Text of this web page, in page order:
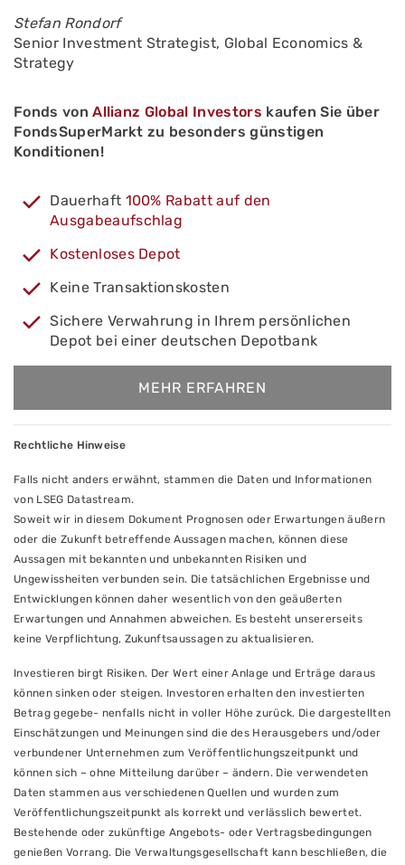
Stefan Rondorf
Senior Investment Strategist, Global Economics &
Strategy
Fonds vonAllianz Global Investors kaufen Sie über
FondsSuperMarkt zu besonders günstigen
Konditionen!
Dauerhaft 100% Rabatt auf den
Ausgabeaufschlag
Kostenloses Depot
Keine Transaktionskosten
Sichere Verwahrung in Ihrem persönlichen
Depot bei einer deutschen Depotbank
MEHR ERFAHREN
Rechtliche Hinweise
Falls nicht anders erwähnt, stammen die Daten und Informationen
von LSEG Datastream.
Soweit wir in diesem Dokument Prognosen oder Erwartungen äußern
oder die Zukunft betreffende Aussagen machen, können diese
Aussagen mit bekannten und unbekannten Risiken und
Ungewissheiten verbunden sein. Die tatsächlichen Ergebnisse und
Entwicklungen können daher wesentlich von den geäußerten
Erwartungen und Annahmen abweichen. Es besteht unsererseits
keine Verpflichtung, Zukunftsaussagen zu aktualisieren.
Investieren birgt Risiken. Der Wert einer Anlage und Erträge daraus
können sinken oder steigen. Investoren erhalten den investierten
Betrag gegebe- nenfalls nicht in voller Höhe zurück. Die dargestellten
Einschätzungen und Meinungen sind die des Herausgebers und/oder
verbundener Unternehmen zum Veröffentlichungszeitpunkt und
können sich – ohne Mitteilung darüber – ändern. Die verwendeten
Daten stammen aus verschiedenen Quellen und wurden zum
Veröffentlichungszeitpunkt als korrekt und verlässlich bewertet.
Bestehende oder zukünftige Angebots- oder Vertragsbedingungen
genießen Vorrang. Die Verwaltungsgesellschaft kann beschließen, die